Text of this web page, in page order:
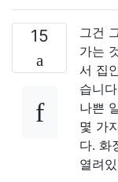
15
그건
가는
서 집
습니
나쁜
몇 가
다. 화
열려